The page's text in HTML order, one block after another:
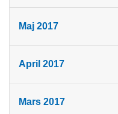
Maj 2017
April 2017
Mars 2017